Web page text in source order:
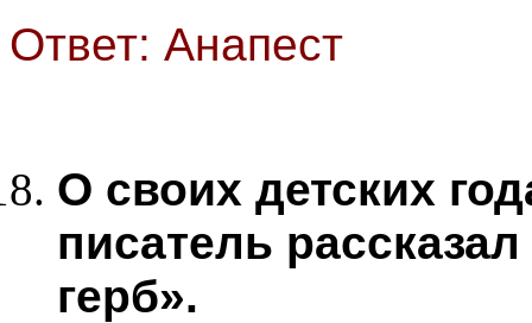
Ответ: Анапест
О своих детских
писатель
герб».